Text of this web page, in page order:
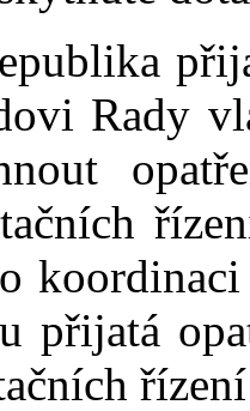
Rady
přijatá